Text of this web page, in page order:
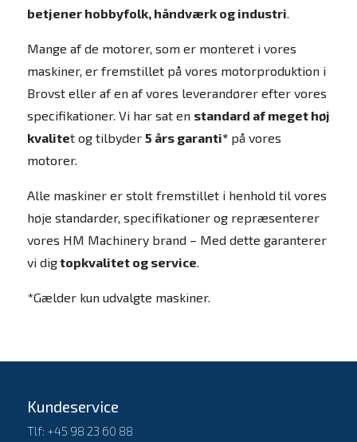
betjener hobbyfolk, håndværk og industri.
Mange af de motorer, som er monteret i vores
maskiner, er fremstillet på vores motorproduktion i
Brovst eller af en af vores leverandører efter vores
specifikationer. Vi har sat en standard af meget høj
kvalitet og tilbyder 5 års garanti*på vores
motorer.
Alle maskiner er stolt fremstillet i henhold til vores
høje standarder, specifikationer og repræsenterer
vores HM Machinery brand – Med dette garanterer
vi digtopkvalitet og service.
*Gælder kun udvalgte maskiner.
Kundeservice
Tlf: +45 98 23 60 88